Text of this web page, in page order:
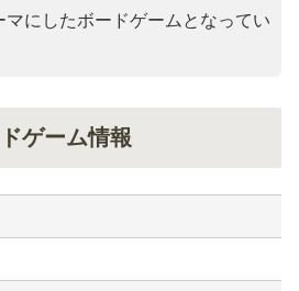
マにしたボードゲームとなってい
ゲーム情報